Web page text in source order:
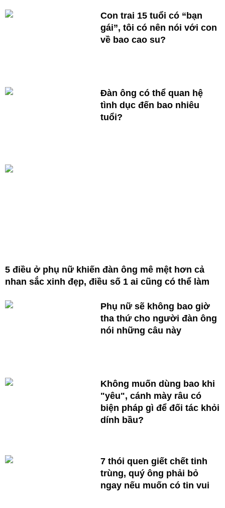
Con trai 15 tuổi có “bạn
gái”, tôi có nên nói với con
về bao cao su?
Đàn ông có thể quan hệ
tình dục đến bao nhiêu
tuổi?
5 điều ở phụ nữ khiến đàn ông mê mệt hơn cả
nhan sắc xinh đẹp, điều số 1 ai cũng có thể làm
Phụ nữ sẽ không bao giờ
tha thứ cho người đàn ông
nói những câu này
Không muốn dùng bao khi
"yêu", cánh mày râu có
biện pháp gì để đối tác khỏi
dính bầu?
7 thói quen giết chết tinh
trùng, quý ông phải bỏ
ngay nếu muốn có tin vui